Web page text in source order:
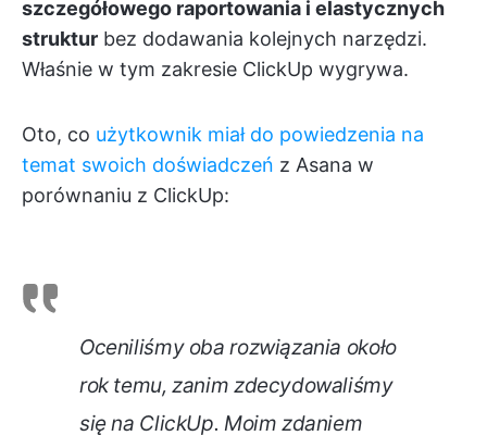
szczegółowego raportowania i elastycznych
struktur bez dodawania kolejnych narzędzi.
Właśnie w tym zakresie ClickUp wygrywa.
Oto, co użytkownik miał do powiedzenia na
temat swoich doświadczeń z Asana w
porównaniu z ClickUp:
Oceniliśmy oba rozwiązania około
rok temu, zanim zdecydowaliśmy
się na ClickUp. Moim zdaniem